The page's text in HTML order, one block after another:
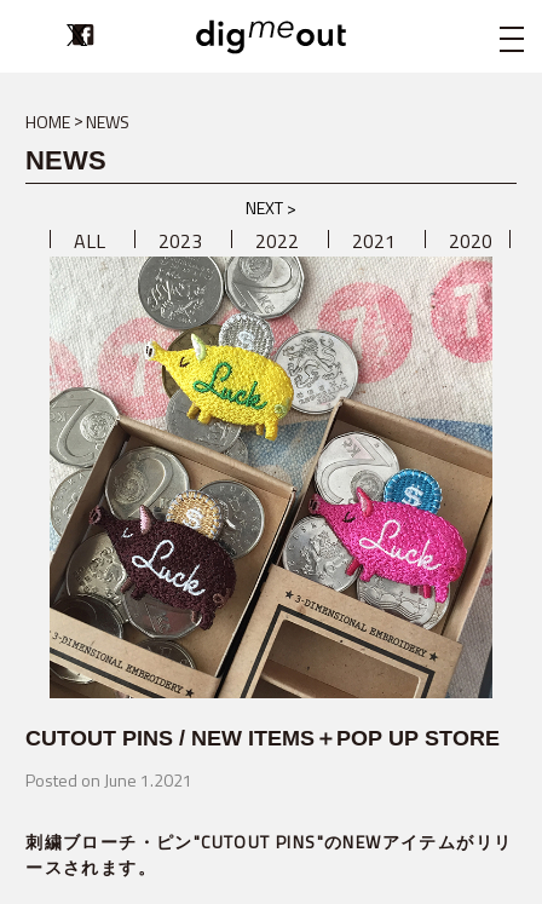
digmeout
HOME NEWS
NEWS
NEXT >
ALL 2023 2022 2021 2020
CUTOUT PINS / NEW ITEMS＋POP UP STORE
Posted on June 1.2021
刺繍ブローチ・ピン"CUTOUT PINS"のNEWアイテムがリリ
ースされます。